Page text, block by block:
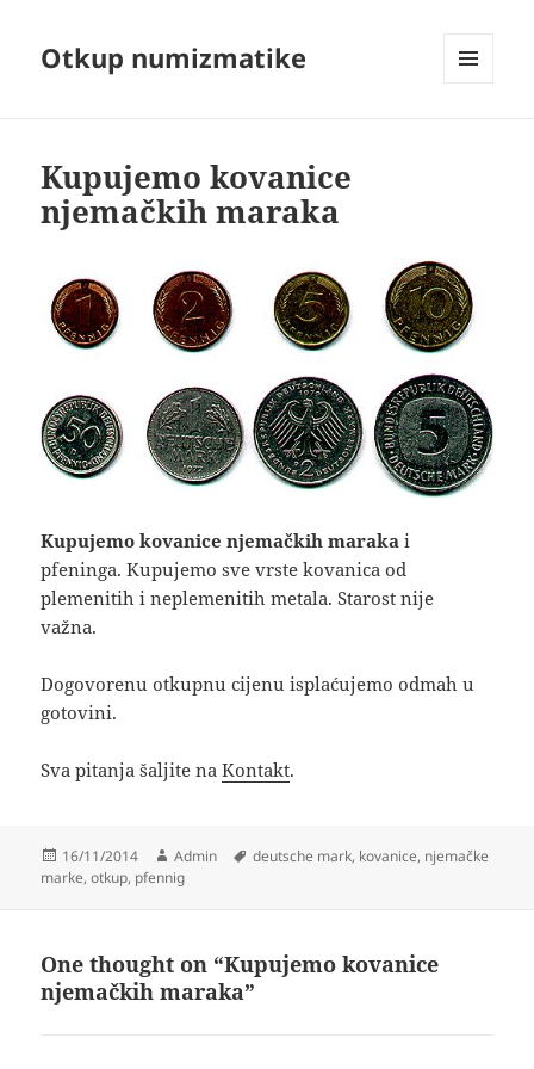
Otkup numizmatike
Kupujemo kovanice
njemačkih maraka
Kupujemo kovanice njemačkih maraka i
pfeninga. Kupujemo sve vrste kovanica od
plemenitih i neplemenitih metala. Starost nije
važna.
Dogovorenu otkupnu cijenu isplaćujemo odmah u
gotovini.
Sva pitanja šaljite naKontakt.
Posted
on
16/11/2014 Author
Admin Tags
deutsche mark, kovanice, njemačke
marke,otkup, pfennig
One thought on “Kupujemo kovanice
njemačkih maraka”